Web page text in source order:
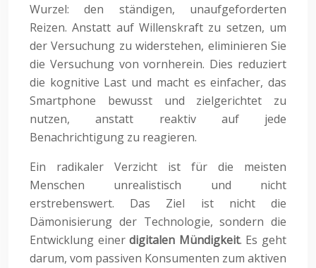
Wurzel: den ständigen, unaufgeforderten
Reizen. Anstatt auf Willenskraft zu setzen, um
der Versuchung zu widerstehen, eliminieren Sie
die Versuchung von vornherein. Dies reduziert
die kognitive Last und macht es einfacher, das
Smartphone bewusst und zielgerichtet zu
nutzen, anstatt reaktiv auf jede
Benachrichtigung zu reagieren.
Ein radikaler Verzicht ist für die meisten
Menschen unrealistisch und nicht
erstrebenswert. Das Ziel ist nicht die
Dämonisierung der Technologie, sondern die
Entwicklung einerdigitalen Mündigkeit. Es geht
darum, vom passiven Konsumenten zum aktiven